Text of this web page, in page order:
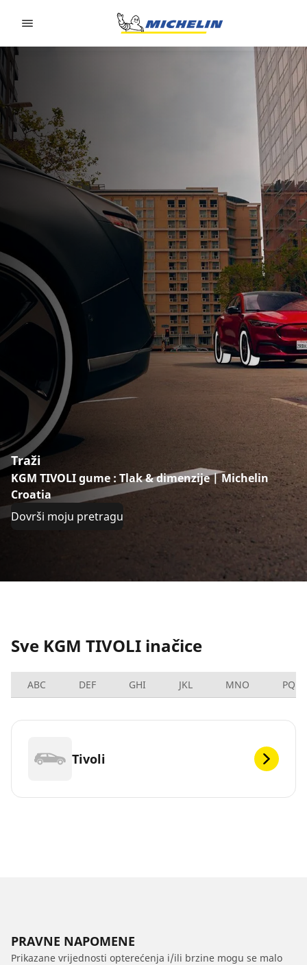
Traži
KGM TIVOLI gume : Tlak & dimenzije | Michelin
Croatia
Dovrši moju pretragu
Sve KGM TIVOLI inačice
ABC DEF GHI JKL MNO PQRS
Tivoli
PRAVNE NAPOMENE
Prikazane vrijednosti opterećenja i/ili brzine mogu se malo